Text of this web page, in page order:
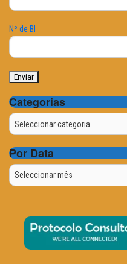
Nº de BI
Categorias
Categorias
Por Data
Por
Data